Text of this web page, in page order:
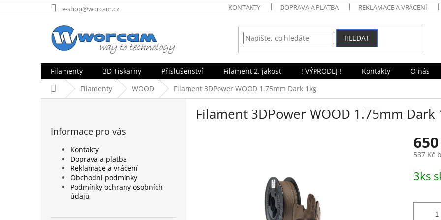
na
e-shop@worcam.cz KONTAKTY DOPRAVA A PLATBA REKLAMACE A VRÁCENÍ
HLEDAT
Filamenty 3D Tiskarny Přislušenství Filament 2. jakost ! VÝPRODEJ ! Kontakty
O nás
Domů Filamenty WOOD Filament 3DPower WOOD 1.75mm Dark 1kg
Informace pro vás
Kontakty
Doprava a platba
Reklamace a vrácení
Obchodní podmínky
Podmínky ochrany osobních
údajů
Filament 3DPower WOOD 1.75mm Dark
537 Kč
cena:
3ks